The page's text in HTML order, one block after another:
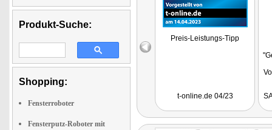
Produkt-Suche:
Shopping:
Fensterroboter
Fensterputz-Roboter mit
Preis-Leistungs-Tipp
t-online.de 04/23